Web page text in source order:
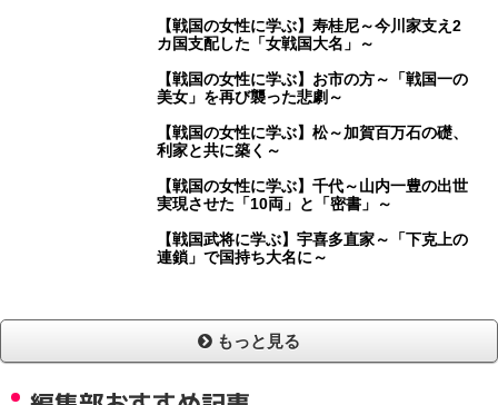
【戦国の女性に学ぶ】寿桂尼～今川家支え2
カ国支配した「女戦国大名」～
【戦国の女性に学ぶ】お市の方～「戦国一の
美女」を再び襲った悲劇～
【戦国の女性に学ぶ】松～加賀百万石の礎、
利家と共に築く～
【戦国の女性に学ぶ】千代～山内一豊の出世
実現させた「10両」と「密書」～
【戦国武将に学ぶ】宇喜多直家～「下克上の
連鎖」で国持ち大名に～
もっと見る